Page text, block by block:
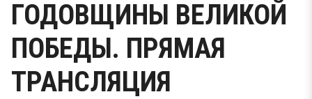
ГОДОВЩИНЫ ВЕЛИКОЙ
ПОБЕДЫ. ПРЯМАЯ
ТРАНСЛЯЦИЯ